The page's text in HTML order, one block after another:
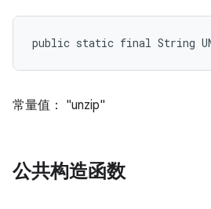
public static final String
常量值： "unzip"
公共构造函数